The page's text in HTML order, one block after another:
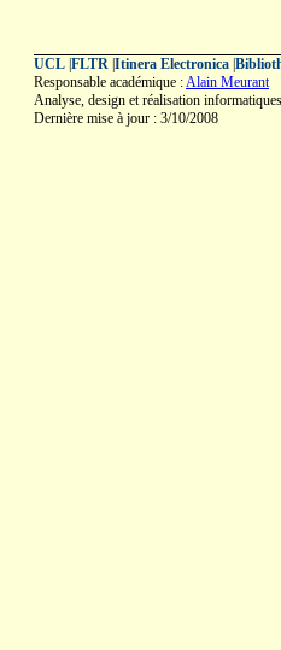
UCL FLTR Itinera Electronica
Responsable académique :Alain Meurant
Analyse, design et réalisation
Dernière mise à jour : 3/10/2008